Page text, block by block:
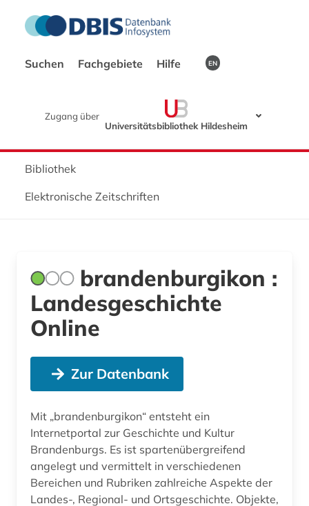
Suchen Fachgebiete Hilfe EN
Zugang über
Universitätsbibliothek Hildesheim
Bibliothek
Elektronische Zeitschriften
brandenburgikon :
Landesgeschichte
Online
Zur Datenbank
Mit „brandenburgikon“ entsteht ein
Internetportal zur Geschichte und Kultur
Brandenburgs. Es ist spartenübergreifend
angelegt und vermittelt in verschiedenen
Bereichen und Rubriken zahlreiche Aspekte der
Landes-, Regional- und Ortsgeschichte. Objekte,